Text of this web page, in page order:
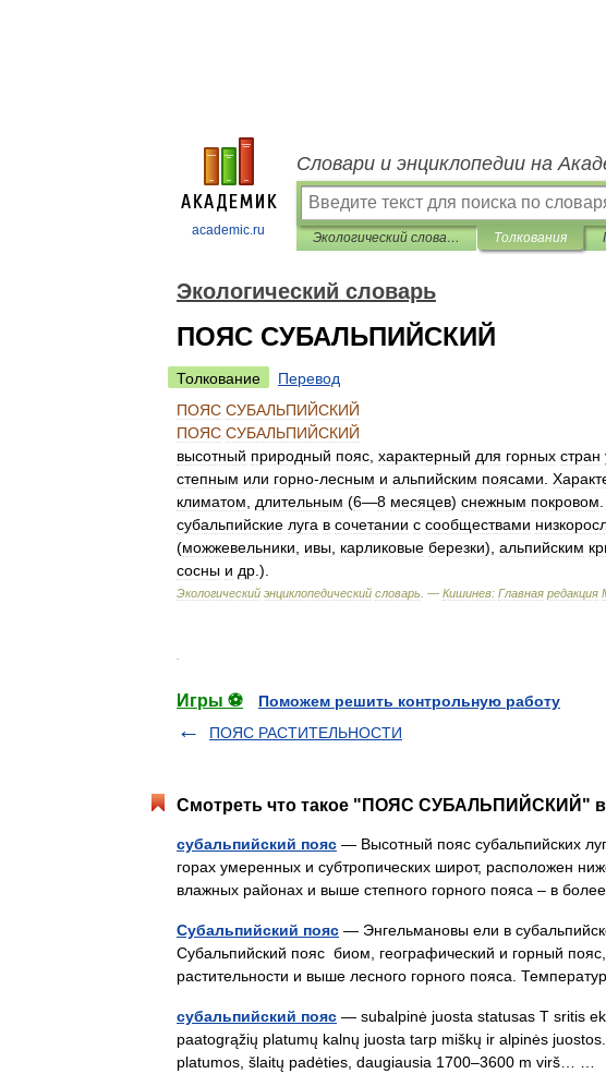
academic.ru
Словари и энциклопедии на
Экологический словарь Толкования
Экологический словарь
ПОЯС СУБАЛЬПИЙСКИЙ
Толкование
Перевод
ПОЯС СУБАЛЬПИЙСКИЙ
ПОЯС СУБАЛЬПИЙСКИЙ
высотный природный пояс характерный для горных стран
степным или горно-лесным и альпийским поясами
климатом
длительным (6—8 месяцев) снежным покровом
субальпийские луга в сочетании с сообществами
(можжевельники ивы карликовые березки), альпийским
сосны и др .).
Экологический энциклопедический словарь . — Кишинев: Главная редакция
Игры ⚽
Поможем решить контрольную работу
ПОЯС РАСТИТЕЛЬНОСТИ
Смотреть что такое "ПОЯС СУБАЛЬПИЙСКИЙ" в
субальпийский пояс — Высотный пояс субальпийских
горах умеренных и субтропических широт, расположен
влажных районах и выше степного горного пояса – в
Субальпийский пояс — Энгельмановы ели в
Субальпийский пояс биом, географический и горный
растительности и выше лесного горного пояса.
субальпийский пояс — subalpinė juosta statusas T sritis
paatogrąžių platumų kalnų juosta tarp miškų ir alpinės
platumos, šlaitų padėties, daugiausia 1700–3600 m virš… …